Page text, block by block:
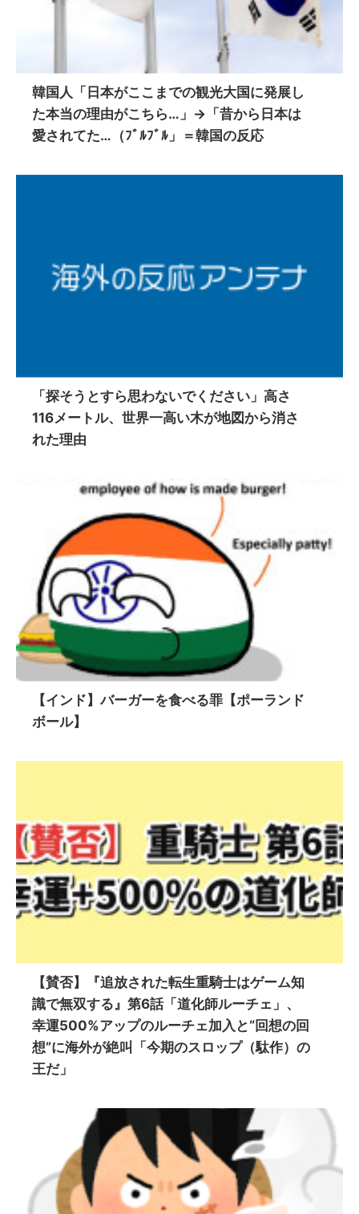
韓国人「日本がここまでの観光大国に発展し
た本当の理由がこちら…」→「昔から日本は
愛されてた…（ﾌﾞﾙﾌﾞﾙ」＝韓国の反応
「探そうとすら思わないでください」高さ
116メートル、世界一高い木が地図から消さ
れた理由
【インド】バーガーを食べる罪【ポーランド
ボール】
【賛否】『追放された転生重騎士はゲーム知
識で無双する』第6話「道化師ルーチェ」、
幸運500%アップのルーチェ加入と“回想の回
想”に海外が絶叫「今期のスロップ（駄作）の
王だ」